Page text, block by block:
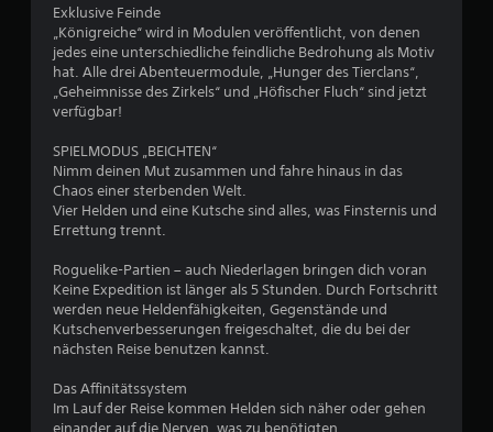
t
u
n
:
4
.
0
8
Exklusive Feinde
„Königreiche“ wird in Modulen veröffentlicht, von denen
jedes eine unterschiedliche feindliche Bedrohung als Motiv
hat. Alle drei Abenteuermodule, „Hunger des Tierclans“,
„Geheimnisse des Zirkels“ und „Höfischer Fluch“ sind jetzt
verfügbar!
SPIELMODUS „BEICHTEN“
Nimm deinen Mut zusammen und fahre hinaus in das
Chaos einer sterbenden Welt.
Vier Helden und eine Kutsche sind alles, was Finsternis und
Errettung trennt.
Roguelike-Partien – auch Niederlagen bringen dich voran
Keine Expedition ist länger als 5 Stunden. Durch Fortschritt
werden neue Heldenfähigkeiten, Gegenstände und
Kutschenverbesserungen freigeschaltet, die du bei der
nächsten Reise benutzen kannst.
Das Affinitätssystem
Im Lauf der Reise kommen Helden sich näher oder gehen